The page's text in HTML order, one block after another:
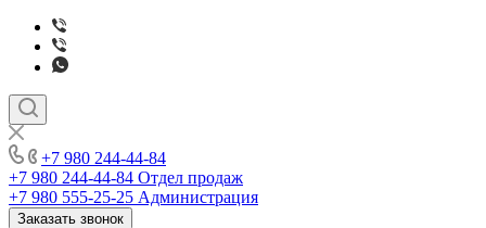
+7 980 244-44-84
+7 980 244-44-84 Отдел продаж
+7 980 555-25-25 Администрация
Заказать звонок